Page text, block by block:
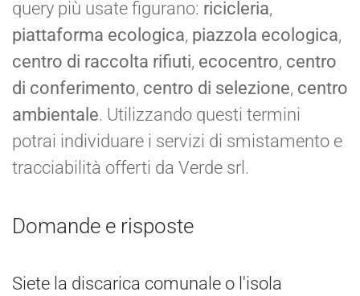
query più usate figurano: ricicleria,
piattaforma ecologica, piazzola ecologica,
centro di raccolta rifiuti, ecocentro, centro
di conferimento, centro di selezione, centro
ambientale. Utilizzando questi termini
potrai individuare i servizi di smistamento e
tracciabilità offerti da Verde srl.
Domande e risposte
Siete la discarica comunale o l'isola